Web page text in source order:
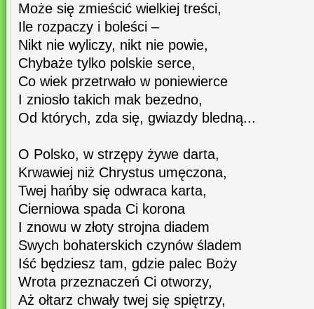
Może się zmieścić wielkiej treści,
Ile rozpaczy i boleści –
Nikt nie wyliczy, nikt nie powie,
Chybaże tylko polskie serce,
Co wiek przetrwało w poniewierce
I zniosło takich mak bezedno,
Od których, zda się, gwiazdy bledną...
O Polsko, w strzępy żywe darta,
Krwawiej niż Chrystus umęczona,
Twej hańby się odwraca karta,
Cierniowa spada Ci korona
I znowu w złoty strojna diadem
Swych bohaterskich czynów śladem
Iść będziesz tam, gdzie palec Boży
Wrota przeznaczeń Ci otworzy,
Aż ołtarz chwały twej się spiętrzy,